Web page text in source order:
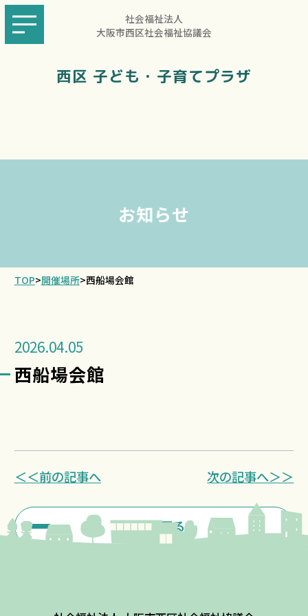
社会福祉法人
大阪市西区社会福祉協議会
西区 子ども・子育てプラザ
お知らせ
TOP>開催場所>西船場会館
2026.04.05
西船場会館
＜＜前の記事へ
一覧に戻る
次の記事へ＞＞